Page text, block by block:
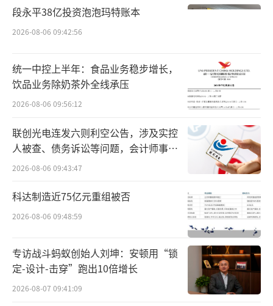
本次618大促，抖音电商继续在商家经营方
面加大加深扶持力度，推出覆盖内容、流量、
工具、服务等维度的系统化经营支持。
平台在内容场与货架场协同发力：一方面
通过“超值天团”“超值品类”“万店钜
惠”等玩法，激励达人与商家创作优质内容，
提升消费体验；另一方面持续开放商城流量
宝、混资券以及商品卡免佣政策，帮助商家降
低经营成本、提升利润空间。“领航计划”还
面向优质品牌商家提供更多专项扶持，助力其
平台还面向首次开通抖音小店的新商家推
出专项扶持政策。符合条件的商家完成相关任
务后，有机会获得投放补贴、专属成长体验分
段永平38亿投资泡泡玛特账本
2026-08-06 09:42:56
统一中控上半年：食品业务稳步增长，
饮品业务除奶茶外全线承压
2026-08-06 09:56:12
联创光电连发六则利空公告，涉及实控
人被查、债务诉讼等问题，会计师事务
所曾出具“保留意见”
2026-08-06 09:43:47
科达制造近75亿元重组被否
2026-08-06 09:48:59
专访战斗蚂蚁创始人刘坤：安顿用“锁
定-设计-击穿”跑出10倍增长
2026-08-07 09:41:09